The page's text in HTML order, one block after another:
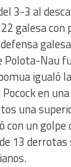
3-3 al
galesa con
Polota-Nau
igualó
en
una
un golpe
13 derrotas